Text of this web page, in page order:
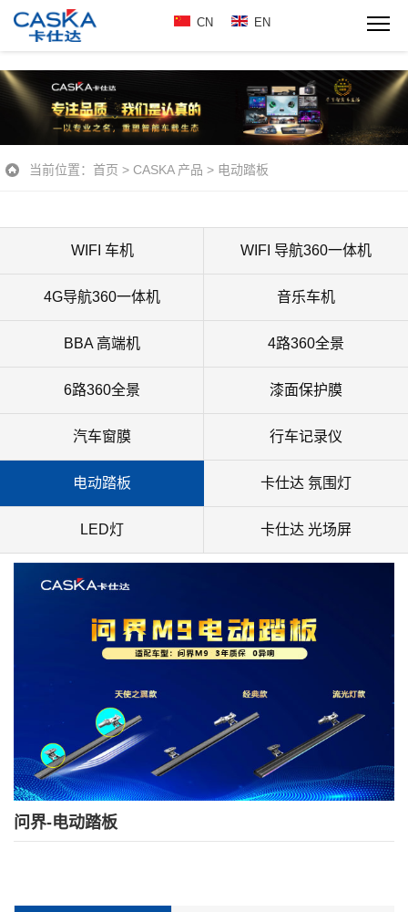
CN EN
当前位置： 首页 > CASKA 产品 > 电动踏板
WIFI 车机 WIFI 导航360一体机
4G导航360一体机 音乐车机
BBA 高端机 4路360全景
6路360全景 漆面保护膜
汽车窗膜 行车记录仪
电动踏板 卡仕达 氛围灯
LED灯 卡仕达 光场屏
问界-电动踏板